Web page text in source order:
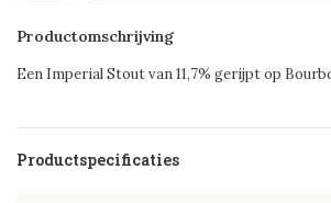
Productomschrijving
Een Imperial Stout van 11,7% gerijpt op
Productspecificaties